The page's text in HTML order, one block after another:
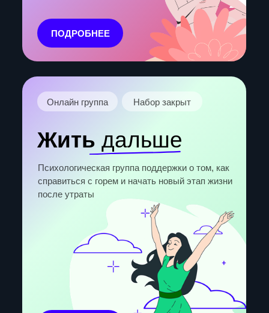
Терапевтическая группа о саморегуляции,
устойчивости и новых способах реагирования
Контактс собой
Набор закрыт
Онлайн группа